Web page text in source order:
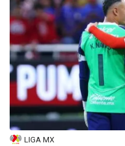
LIGA MX